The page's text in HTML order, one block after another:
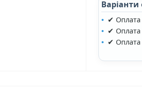
✔ Оплата
✔ Оплата
✔ Оплата